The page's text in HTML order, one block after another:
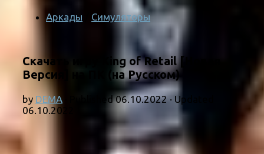
Аркады Симуляторы
Скачать игру King of Retail [Новая
Версия] на ПК (на Русском)
by DEMA · Published06.10.2022· Updated
06.10.2022